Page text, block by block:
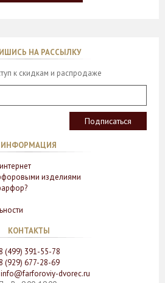
НА РАССЫЛКУ
к скидкам и распродаже
ИНФОРМАЦИЯ
изделиями
КОНТАКТЫ
8 (499) 391-55-78
8 (929) 677-28-69
info@farforoviy-dvorec.ru